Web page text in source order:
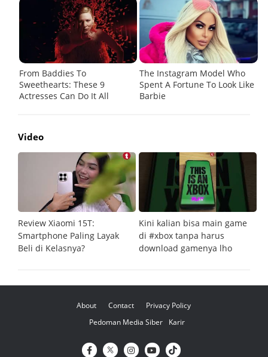
Video
Review Xiaomi 15T:
Smartphone Paling Layak
Beli di Kelasnya?
Kini kalian bisa main game
di #xbox tanpa harus
download gamenya lho
About Contact
Privacy Policy
Pedoman Media Siber
Karir